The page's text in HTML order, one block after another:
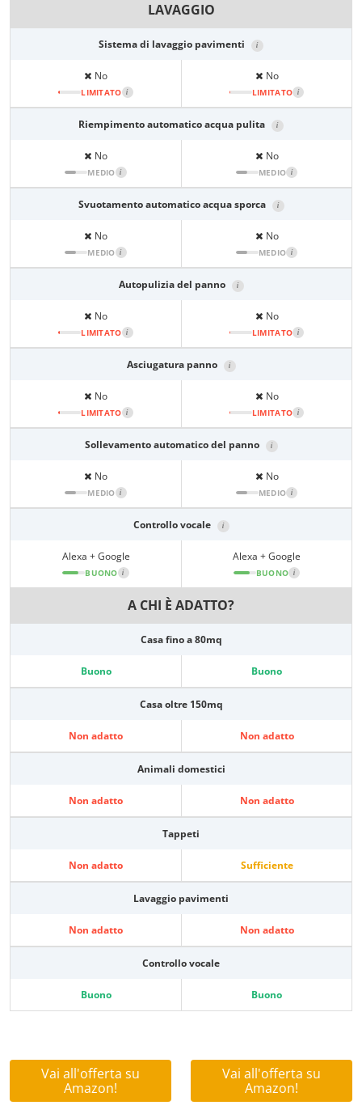
LAVAGGIO
Sistema di lavaggio pavimenti i
No
LIMITATO i
No
LIMITATO i
Riempimento automatico acqua pulita i
No
MEDIO i
No
MEDIO i
Svuotamento automatico acqua sporca i
No
MEDIO i
No
MEDIO i
Autopulizia del panno i
No
LIMITATO i
No
LIMITATO i
Asciugatura panno i
No
LIMITATO i
No
LIMITATO i
Sollevamento automatico del panno i
No
MEDIO i
No
MEDIO i
Controllo vocale i
Alexa + Google
BUONO i
Alexa + Google
BUONO i
A CHI È ADATTO?
Casa fino a 80mq
Buono Buono
Casa oltre 150mq
Non adatto Non adatto
Animali domestici
Non adatto Non adatto
Tappeti
Non adatto Sufficiente
Lavaggio pavimenti
Non adatto Non adatto
Controllo vocale
Buono Buono
Vai all'offerta su
Amazon!
Vai all'offerta su
Amazon!